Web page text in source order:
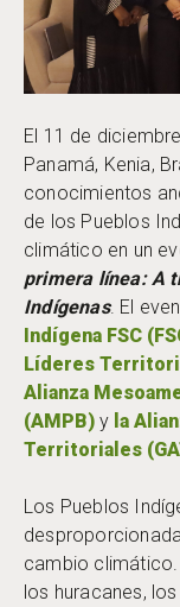
El 11 de
Panamá, Kenia,
conocimientos
de los Pueblos
climático en un
primera línea: A
Indígenas. El
Indígena FSC
Líderes
Alianza
(AMPB) y la
Territoriales
Los Pueblos
cambio climático.
los huracanes,